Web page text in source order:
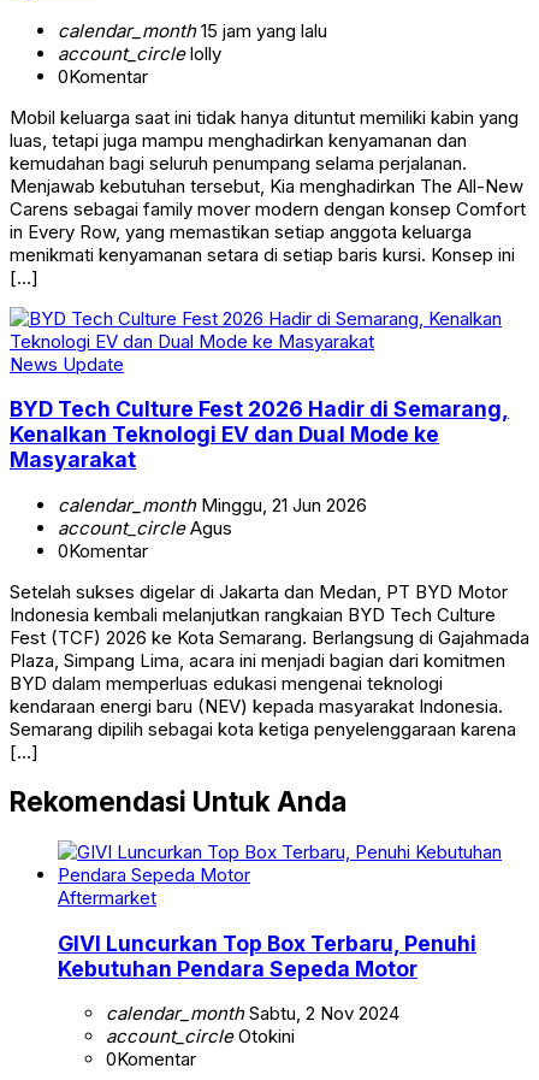
calendar_month15 jam yang lalu
account_circlelolly
0Komentar
Mobil keluarga saat ini tidak hanya dituntut memiliki kabin yang
luas, tetapi juga mampu menghadirkan kenyamanan dan
kemudahan bagi seluruh penumpang selama perjalanan.
Menjawab kebutuhan tersebut, Kia menghadirkan The All-New
Carens sebagai family mover modern dengan konsep Comfort
in Every Row, yang memastikan setiap anggota keluarga
menikmati kenyamanan setara di setiap baris kursi. Konsep ini
[…]
News Update
BYD Tech Culture Fest 2026 Hadir di Semarang,
Kenalkan Teknologi EV dan Dual Mode ke
Masyarakat
calendar_monthMinggu, 21 Jun 2026
account_circleAgus
0Komentar
Setelah sukses digelar di Jakarta dan Medan, PT BYD Motor
Indonesia kembali melanjutkan rangkaian BYD Tech Culture
Fest (TCF) 2026 ke Kota Semarang. Berlangsung di Gajahmada
Plaza, Simpang Lima, acara ini menjadi bagian dari komitmen
BYD dalam memperluas edukasi mengenai teknologi
kendaraan energi baru (NEV) kepada masyarakat Indonesia.
Semarang dipilih sebagai kota ketiga penyelenggaraan karena
[…]
Rekomendasi Untuk Anda
Aftermarket
GIVI Luncurkan Top Box Terbaru, Penuhi
Kebutuhan Pendara Sepeda Motor
calendar_monthSabtu, 2 Nov 2024
account_circleOtokini
0Komentar